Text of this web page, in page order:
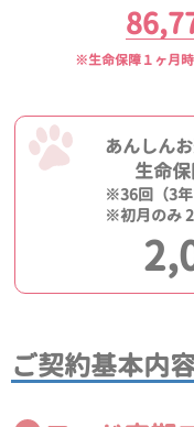
※生命保障１ヶ月
あんしん
生命
※36回（3
※初月のみ
ご契約基本内